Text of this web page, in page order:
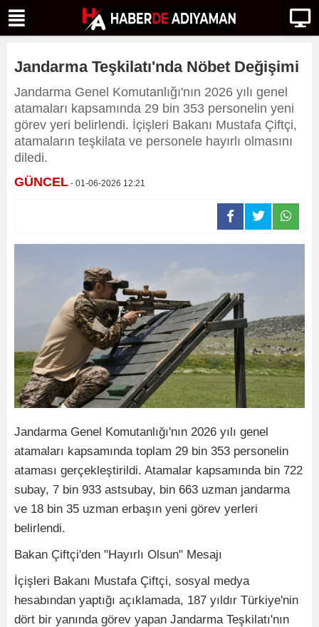
Jandarma Teşkilatı'nda Nöbet Değişimi
Jandarma Genel Komutanlığı'nın 2026 yılı genel
atamaları kapsamında 29 bin 353 personelin yeni
görev yeri belirlendi. İçişleri Bakanı Mustafa Çiftçi,
atamaların teşkilata ve personele hayırlı olmasını
diledi.
GÜNCEL - 01-06-2026 12:21
Jandarma Genel Komutanlığı'nın 2026 yılı genel
atamaları kapsamında toplam 29 bin 353 personelin
ataması gerçekleştirildi. Atamalar kapsamında bin 722
subay, 7 bin 933 astsubay, bin 663 uzman jandarma
ve 18 bin 35 uzman erbaşın yeni görev yerleri
belirlendi.
Bakan Çiftçi'den "Hayırlı Olsun" Mesajı
İçişleri Bakanı Mustafa Çiftçi, sosyal medya
hesabından yaptığı açıklamada, 187 yıldır Türkiye'nin
dört bir yanında görev yapan Jandarma Teşkilatı'nın